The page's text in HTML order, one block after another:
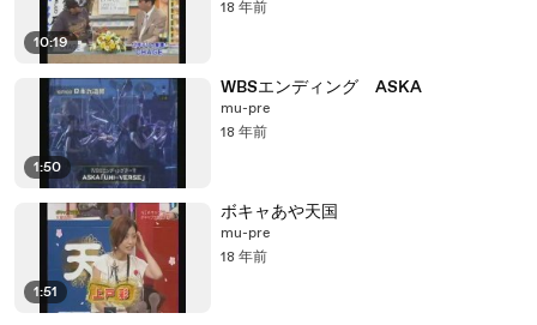
10:19
18 年前
1:50
WBSエンディング ASKA
mu-pre
18 年前
1:51
ボキャあや天国
mu-pre
18 年前